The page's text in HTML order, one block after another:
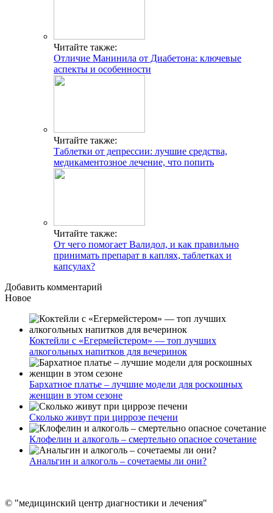
Читайте также:
Отличие Манинила от Диабетона: ключевые
аспекты и особенности
Читайте также:
Таблетки от депрессии: лучшие средства,
медикаментозное лечение, что попить
Читайте также:
От чего помогает Валидол, и как правильно
принимать препарат в каплях, таблетках и
капсулах?
Добавить комментарий
Новое
Коктейли с «Егермейстером» — топ лучших
алкогольных напитков для вечеринок
Бархатное платье – лучшие модели для роскошных
женщин в этом сезоне
Сколько живут при циррозе печени
Клофелин и алкоголь – смертельно опасное сочетание
Анальгин и алкоголь – сочетаемы ли они?
© "медицинский центр диагностики и лечения"